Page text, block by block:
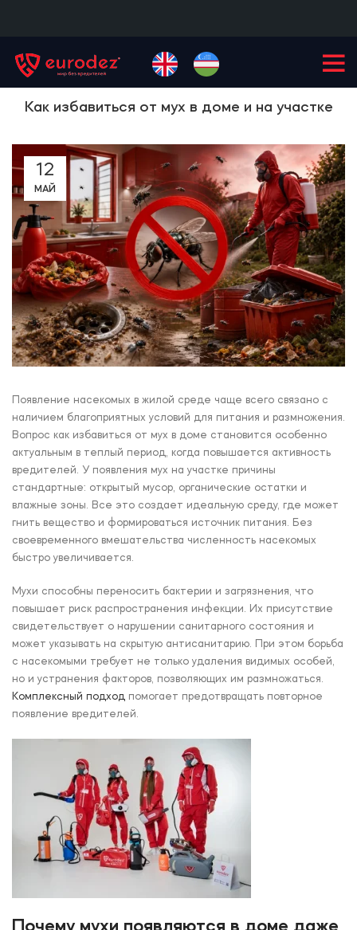
Как избавиться от мух в доме и на участке
12
МАЙ
Появление насекомых в жилой среде чаще всего связано с
наличием благоприятных условий для питания и размножения.
Вопрос как избавиться от мух в доме становится особенно
актуальным в теплый период, когда повышается активность
вредителей. У появления мух на участке причины
стандартные: открытый мусор, органические остатки и
влажные зоны. Все это создает идеальную среду, где может
гнить вещество и формироваться источник питания. Без
своевременного вмешательства численность насекомых
быстро увеличивается.
Мухи способны переносить бактерии и загрязнения, что
повышает риск распространения инфекции. Их присутствие
свидетельствует о нарушении санитарного состояния и
может указывать на скрытую антисанитарию. При этом борьба
с насекомыми требует не только удаления видимых особей,
но и устранения факторов, позволяющих им размножаться.
Комплексный подход помогает предотвращать повторное
появление вредителей.